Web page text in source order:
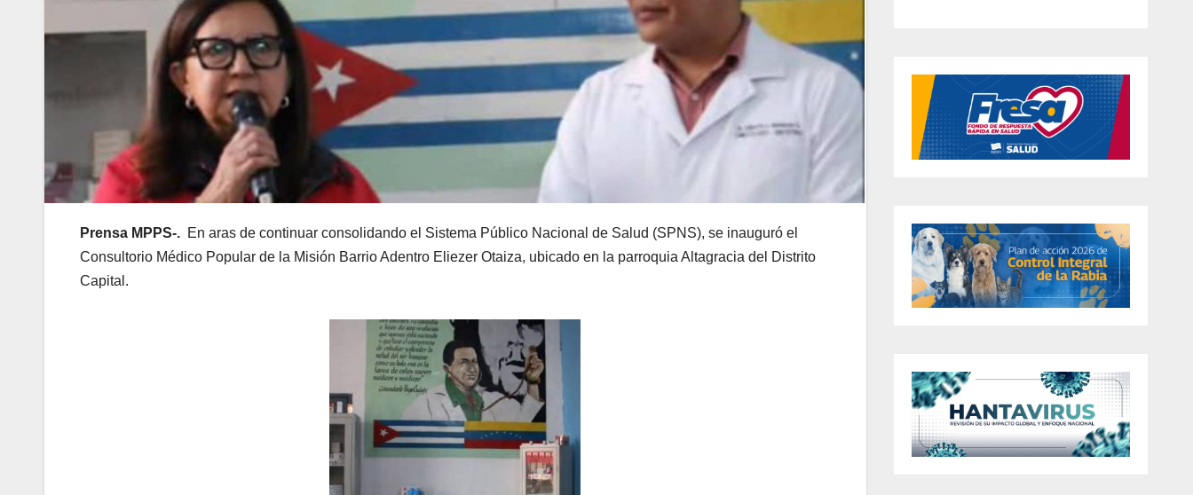
Prensa MPPS-. En aras de continuar consolidando el Sistema Público Nacional de Salud (SPNS), se inauguró el
Consultorio Médico Popular de la Misión Barrio Adentro Eliezer Otaiza, ubicado en la parroquia Altagracia del Distrito
Capital.